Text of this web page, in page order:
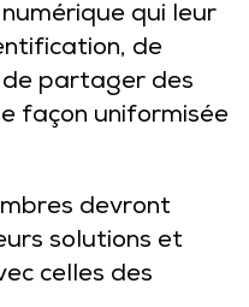
qui leur
de
partager des
façon uniformisée
devront
solutions et
celles des